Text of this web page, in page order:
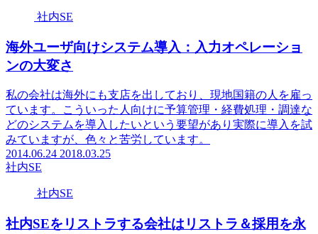
社内SE
海外ユーザ向けシステム導入：入力オペレーショ
ンの大変さ
私の会社は海外にも支店を出しており、現地国籍の人を雇っ
ています。こういった人向けに予算管理・経費処理・調達な
どのシステムを導入したいという要望があり実際に導入を試
みていますが、色々と苦労しています。
2014.06.24 2018.03.25
社内SE
社内SE
社内SEをリストラする会社はリストラ＆採用を永